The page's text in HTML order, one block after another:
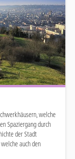
welche
Spaziergang durch
der Stadt
auch den